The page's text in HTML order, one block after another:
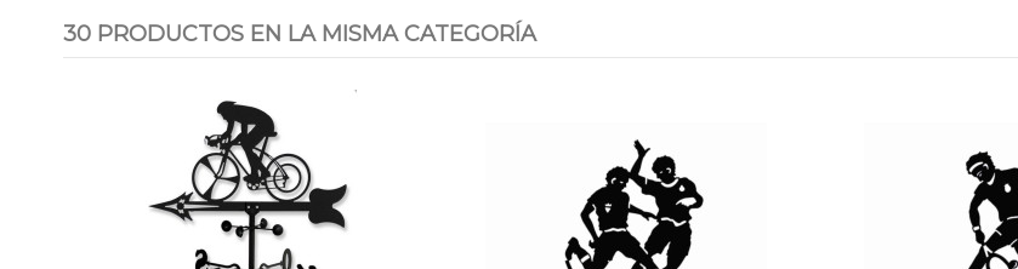
30 PRODUCTOS EN LA MISMA CATEGORÍA